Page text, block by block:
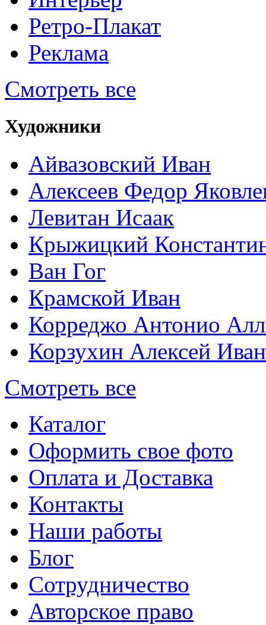
Ретро-Плакат
Реклама
Смотреть все
Художники
Айвазовский Иван
Алексеев Федор
Левитан Исаак
Крыжицкий
Ван Гог
Крамской Иван
Корреджо Антонио
Корзухин Алексей
Смотреть все
Каталог
Оформить свое фото
Оплата и Доставка
Контакты
Наши работы
Блог
Сотрудничество
Авторское право